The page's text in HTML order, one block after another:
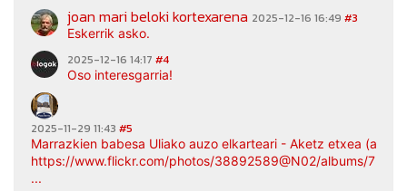
joan mari beloki kortexarena 2025-12-16 16:49 #3
Eskerrik asko.
2025-12-16 14:17 #4
Oso interesgarria!
2025-11-29 11:43 #5
Marrazkien babesa Uliako auzo elkarteari - Aketz etxea
https://www.flickr.com/photos/38892589@N02/albums/
...